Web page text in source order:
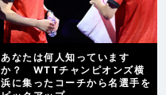
あなたは何人知っています
か？ WTTチャンピオンズ横
浜に集ったコーチから名選手を